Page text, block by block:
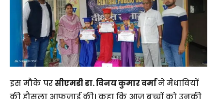
इस मौके परसीएमडी डा. विनय कुमार वर्माने मेधावियों